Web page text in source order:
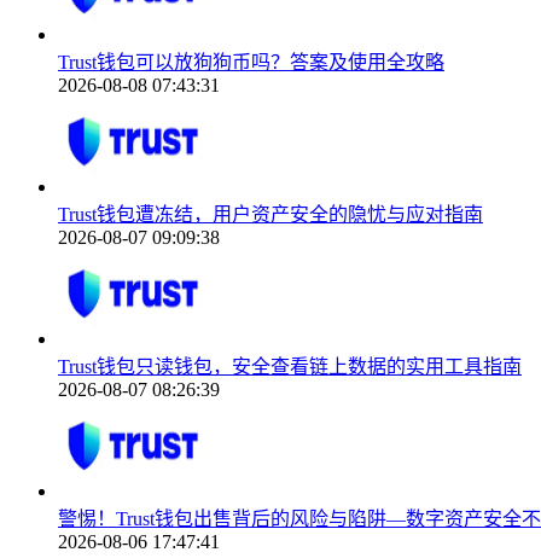
Trust钱包可以放狗狗币吗？答案及使用全攻略
2026-08-08 07:43:31
Trust钱包遭冻结，用户资产安全的隐忧与应对指南
2026-08-07 09:09:38
Trust钱包只读钱包，安全查看链上数据的实用工具指南
2026-08-07 08:26:39
警惕！Trust钱包出售背后的风险与陷阱—数字资产安全
2026-08-06 17:47:41